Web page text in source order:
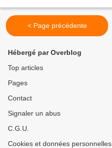
< Page précédente
Hébergé par Overblog
Top articles
Pages
Contact
Signaler un abus
C.G.U.
Cookies et données personnelles